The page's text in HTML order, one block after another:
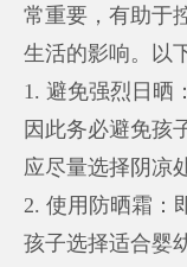
常重要，有助于
生活的影响。以
1. 避免强烈日晒
因此务必避免孩
应尽量选择阴凉
2. 使用防晒霜：
孩子选择适合婴